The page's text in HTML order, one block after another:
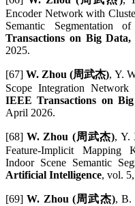
Encoder Network with
Semantic Segmentation
Transactions on Big Data,
2025.
[67]W. Zhou (周武杰), Y.
Scope Integration
IEEE Transactions on
April 2026.
[68]W. Zhou (周武杰), Y.
Feature-Implicit Mapping
Indoor Scene Semantic
Artificial Intelligence, vol.
[69]W. Zhou (周武杰), B.